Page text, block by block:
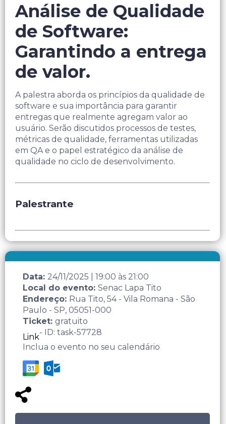
Análise de Qualidade
de Software:
Garantindo a entrega
de valor.
A palestra aborda os princípios da qualidade de
software e sua importância para garantir
entregas que realmente agregam valor ao
usuário. Serão discutidos processos de testes,
métricas de qualidade, ferramentas utilizadas
em QA e o papel estratégico da análise de
qualidade no ciclo de desenvolvimento.
Palestrante
Data: 24/11/2025 19:00 às 21:00
Local do evento: Senac Lapa Tito
Endereço: Rua Tito, 54 - Vila Romana - São
Paulo - SP, 05051-000
Ticket: gratuito
Link- ID: task-57728
Inclua o evento no seu calendário